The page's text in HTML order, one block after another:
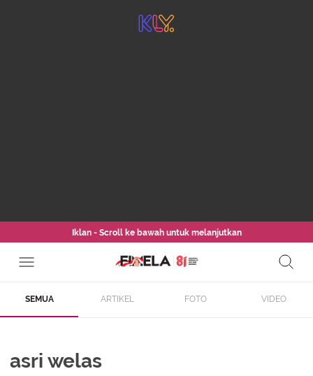
Iklan - Scroll ke bawah untuk melanjutkan
SEMUA ARTIKEL FOTO VIDEO
asri welas